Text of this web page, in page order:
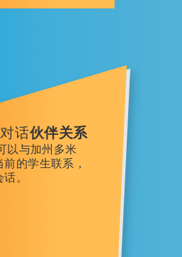
话伙伴关系
以与加州多米
的学生联系，
。